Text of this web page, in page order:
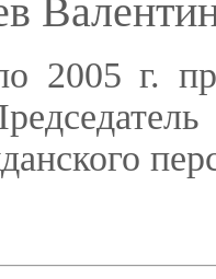
2005 г.